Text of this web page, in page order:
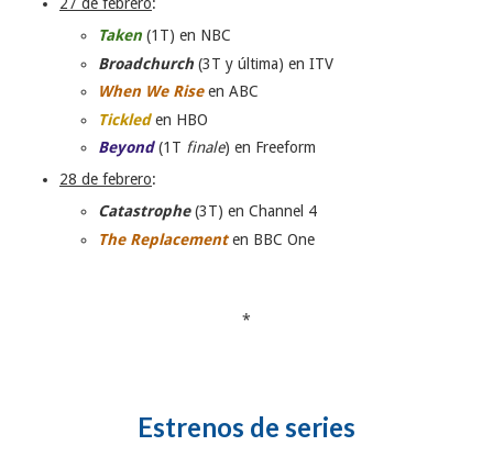
Taken (1T) en NBC
Broadchurch (3T y última) en ITV
When We Riseen ABC
Tickleden HBO
Beyond(1T finale) en Freeform
28 de febrero:
Catastrophe(3T) en Channel 4
The Replacementen BBC One
*
Estrenos de series